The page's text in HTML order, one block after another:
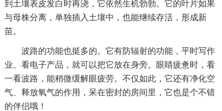
到土壤表皮发白时再浇，它依然生机勃勃。它的叶片如果
与母株分离，单独插入土壤中，也能继续存活，形成新
苗。
波路的功能也挺多的。它有防辐射的功能，平时写作
业、看电子产品，就可以把它放在身旁。眼睛疲惫时，看
一看波路，能稍微缓解眼疲劳。不仅如此，它还有净化空
气、释放氧气的作用，呆在密封的房间里，它也是个不错
的伴侣哦！